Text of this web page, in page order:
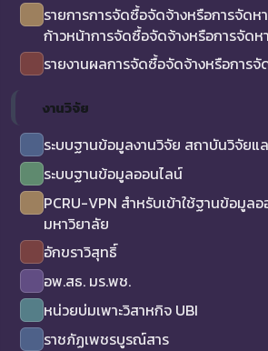
รายการการจัดซื้อจัดจ้างหรือการจัดห
ก้าวหน้าการจัดซื้อจัดจ้างหรือการจัด
รายงานผลการจัดซื้อจัดจ้างหรือการ
งานวิจัย
ระบบฐานข้อมูลงานวิจัย สถาบันวิจัย
ระบบฐานข้อมูลออนไลน์
PCRU-VPN สำหรับเข้าใช้ฐานข้อมูล
มหาวิยาลัย
อักขราวิสุทธิ์
อพ.สธ. มร.พช.
หน่วยบ่มเพาะวิสาหกิจ UBI
ราชภัฏเพชรบูรณ์สาร